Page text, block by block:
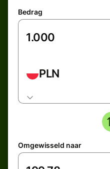
Bedrag
PLN
Omgewisseld naar